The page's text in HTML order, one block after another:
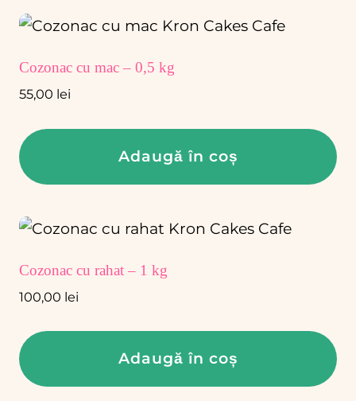
în
Cozonac cu mac – 0,5 kg
55,00 lei
Adaugă în coș
Cozonac cu rahat – 1 kg
100,00 lei
Adaugă în coș